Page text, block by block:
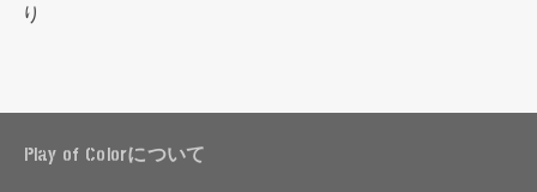
り
Play of Colorについて